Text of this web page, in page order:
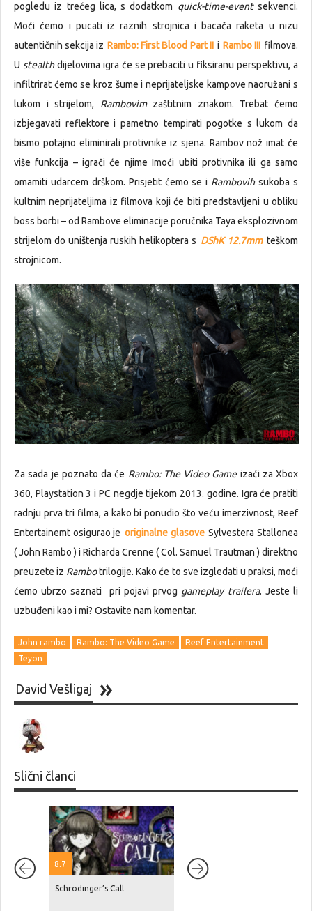
pogledu iz trećeg lica, s dodatkom quick-time-eventsekvenci.
Moći ćemo i pucati iz raznih strojnica i bacača raketa u nizu
autentičnih sekcija iz Rambo: First Blood Part II i Rambo III filmova.
U stealthdijelovima igra će se prebaciti u fiksiranu perspektivu, a
infiltrirat ćemo se kroz šume i neprijateljske kampove naoružani s
lukom i strijelom, Rambovimzaštitnim znakom. Trebat ćemo
izbjegavati reflektore i pametno tempirati pogotke s lukom da
bismo potajno eliminirali protivnike iz sjena. Rambov nož imat će
više funkcija – igrači će njime Imoći ubiti protivnika ili ga samo
omamiti udarcem drškom. Prisjetit ćemo se i Rambovihsukoba s
kultnim neprijateljima iz filmova koji će biti predstavljeni u obliku
boss borbi – od Rambove eliminacije poručnika Taya eksplozivnom
strijelom do uništenja ruskih helikoptera s DShK 12.7mm teškom
strojnicom.
Za sada je poznato da će Rambo: The Video Gameizaći za Xbox
360, Playstation 3 i PC negdje tijekom 2013. godine. Igra će pratiti
radnju prva tri filma, a kako bi ponudio što veću imerzivnost, Reef
Entertainemt osigurao je originalne glasove Sylvestera Stallonea
( John Rambo ) i Richarda Crenne ( Col. Samuel Trautman ) direktno
preuzete iz Rambotrilogije. Kako će to sve izgledati u praksi, moći
ćemo ubrzo saznati pri pojavi prvog gameplay trailera. Jeste li
uzbuđeni kao i mi? Ostavite nam komentar.
John rambo Rambo: The Video Game
Reef Entertainment
Teyon
David Vešligaj
Slični članci
8.7
Schrödinger’s Call